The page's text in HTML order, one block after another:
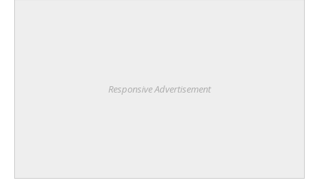
Responsive Advertisement